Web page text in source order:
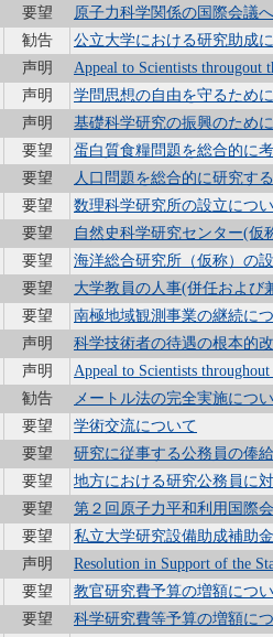
要望
原子力科学関係の国際会議
勧告
公立大学における研究助成
声明
Appeal to Scientists througout
声明
学問思想の自由を守るため
声明
基礎科学研究の振興のため
要望
蛋白質食糧問題を総合的に
要望
人口問題を総合的に研究す
要望
数理科学研究所の設立につ
要望
自然史科学研究センター(仮
要望
海洋総合研究所（仮称）の
要望
大学教員の人事(併任および
要望
南極地域観測事業の継続に
声明
科学技術者の待遇の根本的
声明
Appeal to Scientists
勧告
メートル法の完全実施につ
要望
学術交流について
要望
研究に従事する公務員の俸
要望
地方における研究公務員に
要望
第２回原子力平和利用国際
要望
私立大学研究設備助成補助
声明
Resolution in Support of the
要望
教官研究費予算の増額につ
要望 科学研究費等予算の増額に